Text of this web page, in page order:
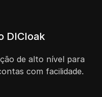
DICloak
de alto nível para
com facilidade.